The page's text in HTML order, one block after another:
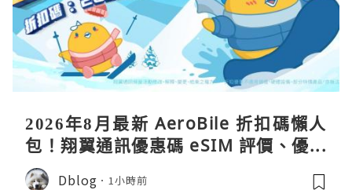
2026年8月最新 AeroBile 折扣碼懶人
包！翔翼通訊優惠碼 eSIM 評價、優缺
點、蝴蝶wifi機教學完整整理
Dblog 1小時前